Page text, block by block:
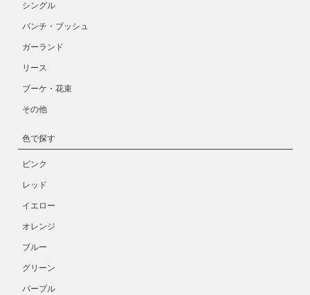
シングル
バンチ・ブッシュ
ガーランド
リース
ブーケ・花束
その他
色で探す
ピンク
レッド
イエロー
オレンジ
ブルー
グリーン
パープル